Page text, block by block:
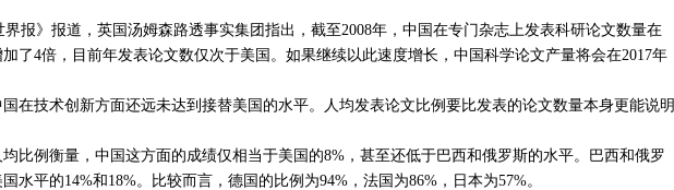
报》报道，英国汤姆森路透事实集团指出，截至2008年，中国在专门杂志上发表科研论文数量在
了4倍，目前年发表论文数仅次于美国。如果继续以此速度增长，中国科学论文产量将会在2017年
技术创新方面还远未达到接替美国的水平。人均发表论文比例要比发表的论文数量本身更能说明
例衡量，中国这方面的成绩仅相当于美国的8%，甚至还低于巴西和俄罗斯的水平。巴西和俄罗
水平的14%和18%。比较而言，德国的比例为94%，法国为86%，日本为57%。